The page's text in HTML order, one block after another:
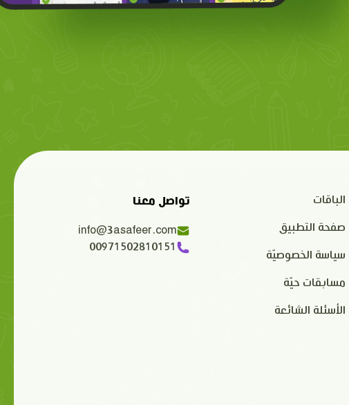
الباقات
صفحة التطبيق
سياسة الخصوصيّة
مسابقات حيّة
الأسئلة الشائعة
تواصل معنا
info@3asafeer.com
00971502810151